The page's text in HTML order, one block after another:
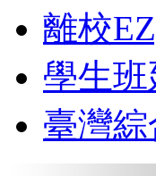
離校
學生
臺灣